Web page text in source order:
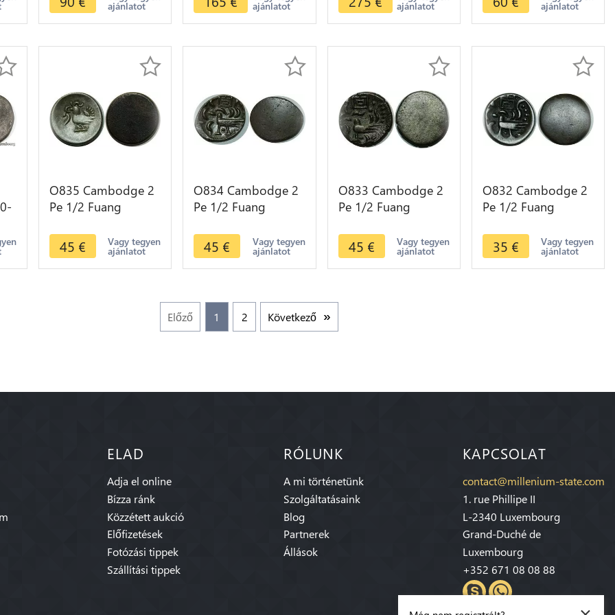
Silver >M offer
ajánlatot
Silver AU >M offer
ajánlatot
Spiral Silver AU
ajánlatot ajánlatot
O835 Cambodge 2
Pe 1/2 Fuang
1847 silver AU !!!
45 € Vagy tegyen
ajánlatot
O834 Cambodge 2
Pe 1/2 Fuang
1847 silver AU !!!
45 € Vagy tegyen
ajánlatot
O833 Cambodge 2
Pe 1/2 Fuang
1847 silver AU !!!
45 € Vagy tegyen
ajánlatot
O832 Cambodge 2
Pe 1/2 Fuang
1847
35 € Vagy tegyen
ajánlatot
Előző 1 2 Következő
ELAD
Adja el online
Bízza ránk
Közzétett aukció
Előfizetések
Fotózási tippek
Szállítási tippek
RÓLUNK
A mi történetünk
Szolgáltatásaink
Blog
Partnerek
Állások
KAPCSOLAT
contact@millenium-state.com
1. rue Phillipe II
L-2340 Luxembourg
Grand-Duché de
Luxembourg
+352 671 08 08 88